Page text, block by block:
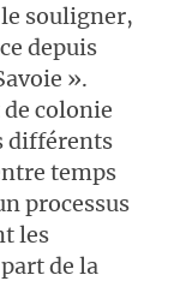
souligner,
depuis
».
colonie
différents
temps
processus
les
de la